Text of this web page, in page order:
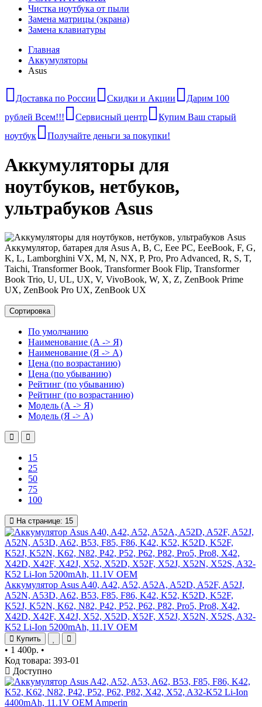
Чистка ноутбука от пыли
Замена матрицы (экрана)
Замена клавиатуры
Главная
Аккумуляторы
Asus
Доставка по России Скидки и Акции
Дарим 100
рублей Всем!!!
Сервисный центр
Купим Ваш старый
ноутбук
Получайте деньги за покупки!
Аккумуляторы для
ноутбуков, нетбуков,
ультрабуков Asus
Аккумулятор, батарея для Asus A, B, C, Eee PC, EeeBook, F, G,
K, L, Lamborghini VX, M, N, NX, P, Pro, Pro Advanced, R, S, T,
Taichi, Transformer Book, Transformer Book Flip, Transformer
Book Trio, U, UL, UX, V, VivoBook, W, X, Z, ZenBook Prime
UX, ZenBook Pro UX, ZenBook UX
Сортировка
По умолчанию
Наименование (А -> Я)
Наименование (Я -> А)
Цена (по возрастанию)
Цена (по убыванию)
Рейтинг (по убыванию)
Рейтинг (по возрастанию)
Модель (А -> Я)
Модель (Я -> А)
15
25
50
75
100
На странице: 15
Аккумулятор Asus A40, A42, A52, A52A, A52D, A52F, A52J,
A52N, A53D, A62, B53, F85, F86, K42, K52, K52D, K52F,
K52J, K52N, K62, N82, P42, P52, P62, P82, Pro5, Pro8, X42,
X42D, X42F, X42J, X52, X52D, X52F, X52J, X52N, X52S, A32-
K52 Li-Ion 5200mAh, 11.1V OEM
Купить
• 1 400р. •
Код товара: 393-01
Доступно